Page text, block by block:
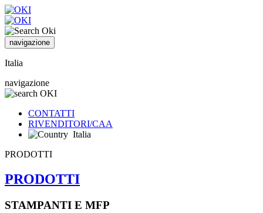
navigazione
Italia
navigazione
CONTATTI
RIVENDITORI/CAA
Italia
PRODOTTI
PRODOTTI
STAMPANTI E MFP